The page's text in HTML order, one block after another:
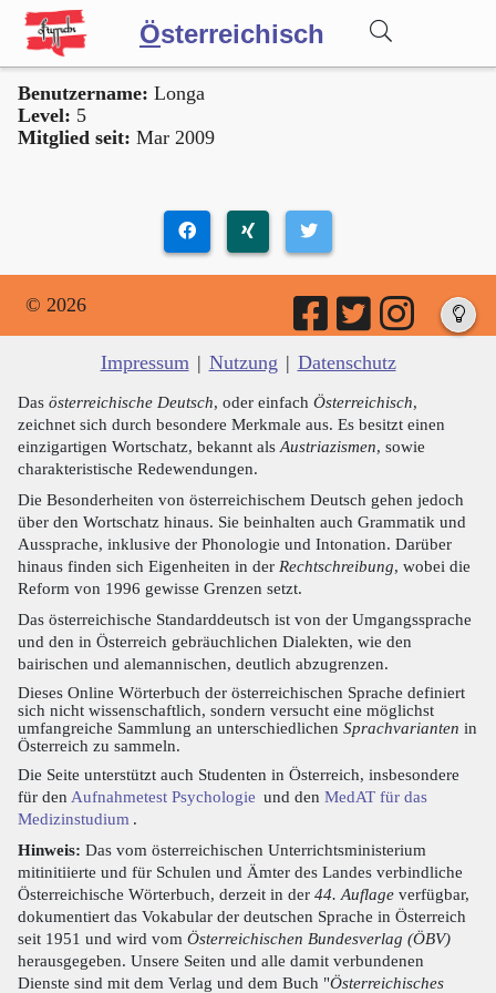
Österreichisch
Wörterbuch
Benutzername: Longa
Level: 5
Mitglied seit: Mar 2009
© 2026
Impressum | Nutzung | Datenschutz
Das österreichische Deutsch, oder einfach Österreichisch,
zeichnet sich durch besondere Merkmale aus. Es besitzt einen
einzigartigen Wortschatz, bekannt als Austriazismen, sowie
charakteristische Redewendungen.
Die Besonderheiten von österreichischem Deutsch gehen jedoch
über den Wortschatz hinaus. Sie beinhalten auch Grammatik und
Aussprache, inklusive der Phonologie und Intonation. Darüber
hinaus finden sich Eigenheiten in der Rechtschreibung, wobei die
Reform von 1996 gewisse Grenzen setzt.
Das österreichische Standarddeutsch ist von der Umgangssprache
und den in Österreich gebräuchlichen Dialekten, wie den
bairischen und alemannischen, deutlich abzugrenzen.
Dieses Online Wörterbuch der österreichischen Sprache definiert
sich nicht wissenschaftlich, sondern versucht eine möglichst
umfangreiche Sammlung an unterschiedlichen Sprachvarianten in
Österreich zu sammeln.
Die Seite unterstützt auch Studenten in Österreich, insbesondere
für den Aufnahmetest Psychologie und den MedAT für das
Medizinstudium .
Hinweis: Das vom österreichischen Unterrichtsministerium
mitinitiierte und für Schulen und Ämter des Landes verbindliche
Österreichische Wörterbuch, derzeit in der 44. Auflage verfügbar,
dokumentiert das Vokabular der deutschen Sprache in Österreich
seit 1951 und wird vom Österreichischen Bundesverlag (ÖBV)
herausgegeben. Unsere Seiten und alle damit verbundenen
Dienste sind mit dem Verlag und dem Buch "Österreichisches